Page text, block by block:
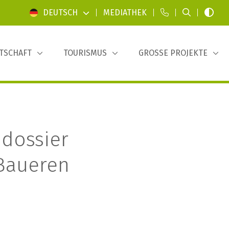
DEUTSCH MEDIATHEK
TOURISMUS GROSSE PROJEKTE